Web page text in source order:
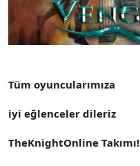
Tüm oyuncularımıza
iyi eğlenceler dileriz
TheKnightOnline Takımı!